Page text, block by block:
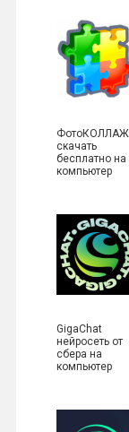
ФотоКОЛЛАЖ
скачать
бесплатно на
компьютер
GigaChat
нейросеть от
сбера на
компьютер